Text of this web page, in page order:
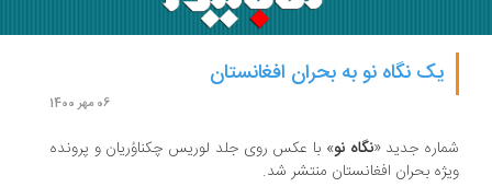
یک نگاه نو به بحران افغانستان
06 مهر 1400
شماره جدید «نگاه نو» با عکس روی جلد لوریس چکناوُریان و پرونده
ویژه بحران افغانستان منتشر شد.